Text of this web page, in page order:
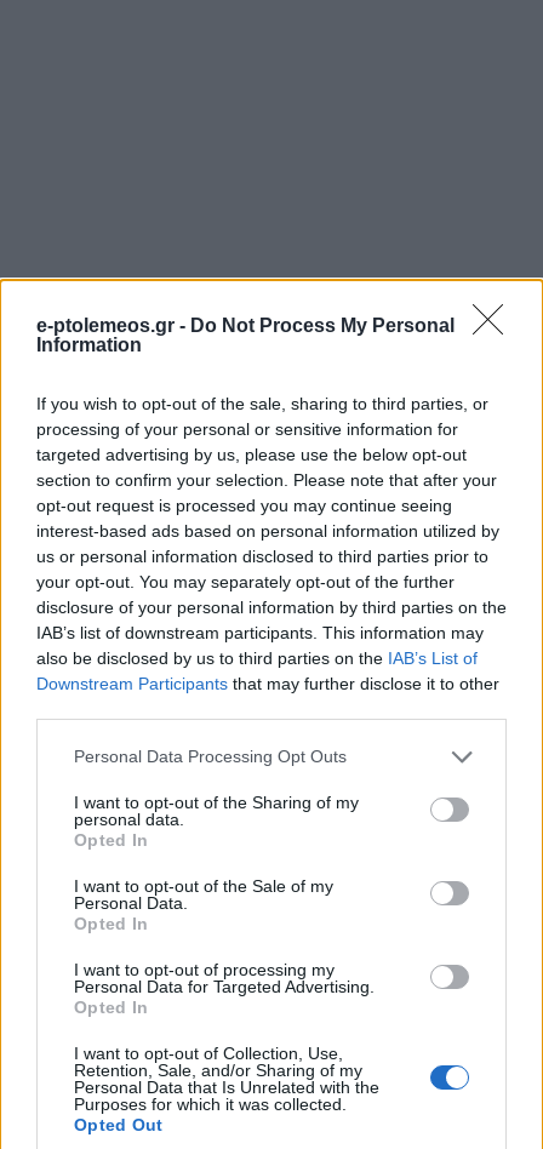
e-ptolemeos.gr - Do Not Process My Personal
Information
If you wish to opt-out of the sale, sharing to third parties, or
processing of your personal or sensitive information for
targeted advertising by us, please use the below opt-out
section to confirm your selection. Please note that after your
opt-out request is processed you may continue seeing
interest-based ads based on personal information utilized by
us or personal information disclosed to third parties prior to
your opt-out. You may separately opt-out of the further
disclosure of your personal information by third parties on the
IAB’s list of downstream participants. This information may
also be disclosed by us to third parties on the IAB’s List of
Downstream Participants that may further disclose it to other
Please note that this website/app uses one or more Google
not limited to your visit or usage behaviour. You may click to
grant or deny consent to Google and its third-party tags to
use your data for below specified purposes in below Google
consent section.
Personal Data Processing Opt Outs
I want to opt-out of the Sharing of my
personal data.
Opted In
I want to opt-out of the Sale of my
Personal Data.
Opted In
I want to opt-out of processing my
Personal Data for Targeted Advertising.
Opted In
I want to opt-out of Collection, Use,
Retention, Sale, and/or Sharing of my
Personal Data that Is Unrelated with the
Purposes for which it was collected.
Opted Out
ΜΟΥΣΙΚΈΣ ΕΠΙΛΟΓΈΣ
Οι μουσικές επιλογές
του e-ptolemeos.gr:
Joan Jett And The
Χωρίς νέα αίτηση το
Market Pass – Πότε η